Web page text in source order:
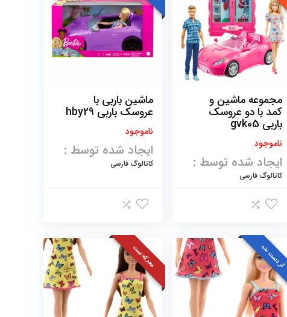
مجموعه ماشین و
کمد با دو عروسک
باربی gvk05
ناموجود
ایجاد شده توسط :
کاتالوگ فارسی
ماشین باربی با
عروسک باربی hby29
ناموجود
ایجاد شده توسط :
کاتالوگ فارسی
از دست نده معرکه ست